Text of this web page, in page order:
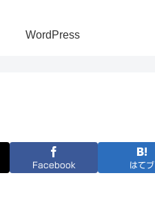
WordPress
Facebook はてブ